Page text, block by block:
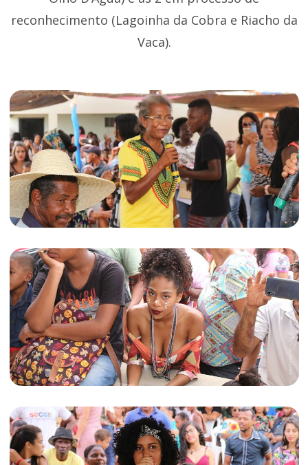
reconhecimento (Lagoinha da Cobra e Riacho da
Vaca).